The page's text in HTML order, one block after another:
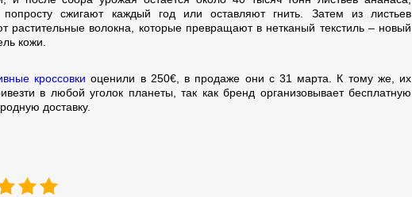
попросту сжигают каждый год или оставляют гнить. Затем из листьев
растительные волокна, которые превращают в нетканый текстиль – новый
кожи.
кроссовки оценили в 250€, в продаже они с 31 марта. К тому же, их
в любой уголок планеты, так как бренд организовывает бесплатную
доставку.